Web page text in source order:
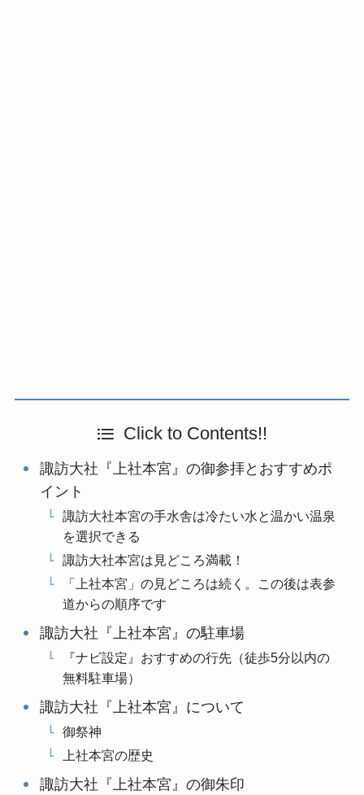
Click to Contents!!
諏訪大社『上社本宮』の御参拝とおすすめポ
イント
諏訪大社本宮の手水舎は冷たい水と温かい温泉
を選択できる
諏訪大社本宮は見どころ満載！
「上社本宮」の見どころは続く。この後は表参
道からの順序です
諏訪大社『上社本宮』の駐車場
『ナビ設定』おすすめの行先（徒歩5分以内の
無料駐車場）
諏訪大社『上社本宮』について
御祭神
上社本宮の歴史
諏訪大社『上社本宮』の御朱印